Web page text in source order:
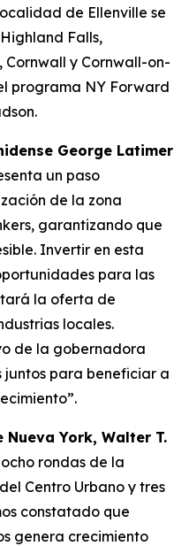
de Ellenville se
Falls,
Cornwall y Cornwall-on-
programa NY Forward
George Latimer
un paso
de la zona
garantizando que
Invertir en esta
para las
la oferta de
locales.
de la gobernadora
juntos para beneficiar a
York, Walter T.
rondas de la
Centro Urbano y tres
constatado que
genera crecimiento